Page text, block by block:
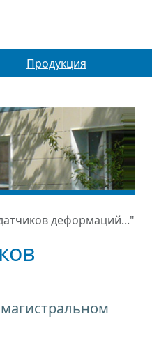
Продукция
деформаций..."